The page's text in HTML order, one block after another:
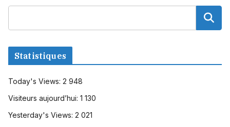
Statistiques
Today's Views: 2 948
Visiteurs aujourd’hui: 1 130
Yesterday's Views: 2 021